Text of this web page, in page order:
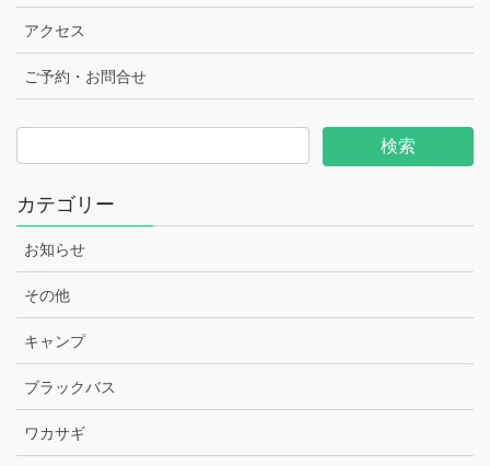
アクセス
ご予約・お問合せ
カテゴリー
お知らせ
その他
キャンプ
ブラックバス
ワカサギ